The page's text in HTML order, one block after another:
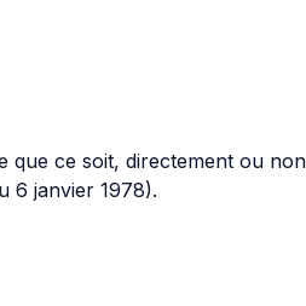
ce soit, directement ou
6 janvier 1978).